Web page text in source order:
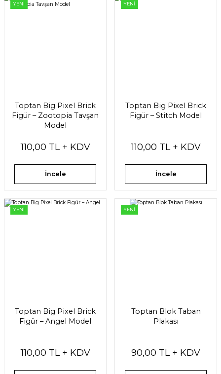
YENİ
Toptan Big Pixel Brick
Figür – Zootopia Tavşan
Model
110,00 TL + KDV
İncele
YENİ
Toptan Big Pixel Brick
Figür – Stitch Model
110,00 TL + KDV
İncele
YENİ
Toptan Big Pixel Brick
Figür – Angel Model
110,00 TL + KDV
YENİ
Toptan Blok Taban
Plakası
90,00 TL + KDV